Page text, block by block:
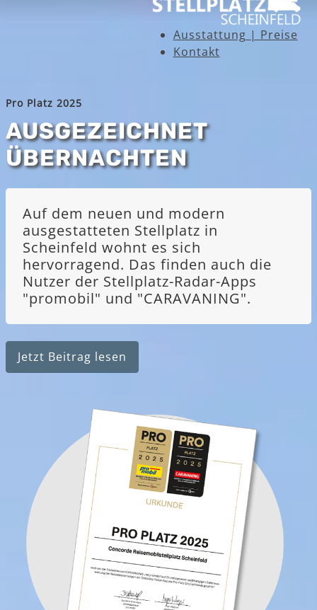
Ausstattung | Preise
Kontakt
Pro Platz 2025
AUSGEZEICHNET
ÜBERNACHTEN
Auf dem neuen und modern
ausgestatteten Stellplatz in
Scheinfeld wohnt es sich
hervorragend. Das finden auch die
Nutzer der Stellplatz-Radar-Apps
"promobil" und "CARAVANING".
Jetzt Beitrag lesen